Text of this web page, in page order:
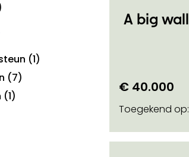
More info on soort steun
(1)
(7)
(1)
A big wall
€ 40.000
Toegekend op: